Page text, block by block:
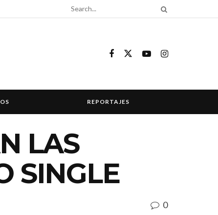
REPORTAJES
LAS
SINGLE
0